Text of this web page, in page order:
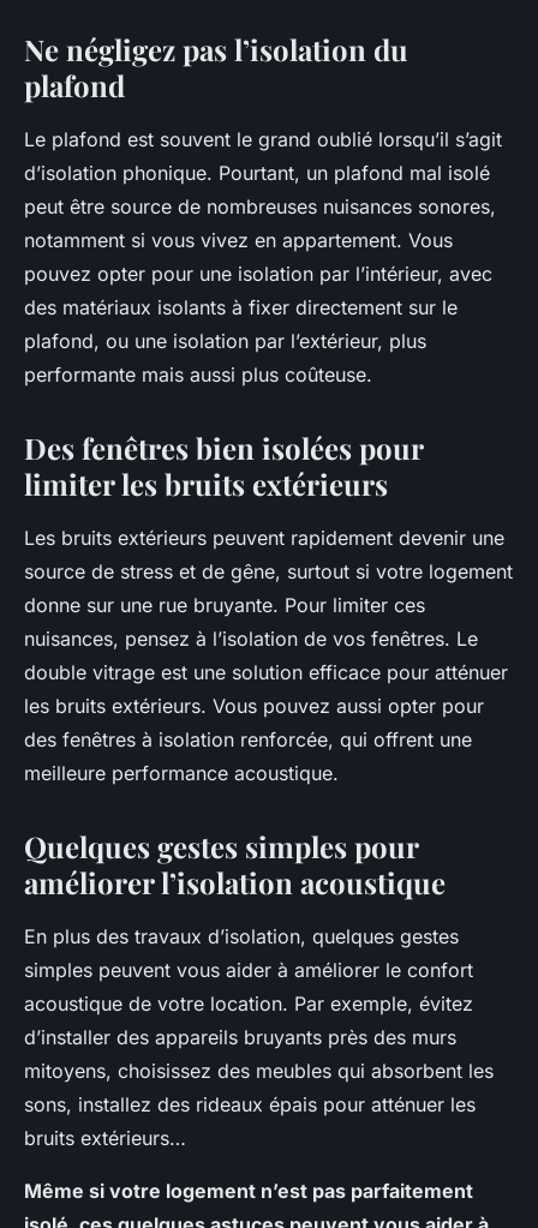
Ne négligez pas l’isolation du
plafond
Le plafond est souvent le grand oublié lorsqu’il s’agit
d’isolation phonique. Pourtant, un plafond mal isolé
peut être source de nombreuses nuisances sonores,
notamment si vous vivez en appartement. Vous
pouvez opter pour une isolation par l’intérieur, avec
des matériaux isolants à fixer directement sur le
plafond, ou une isolation par l’extérieur, plus
performante mais aussi plus coûteuse.
Des fenêtres bien isolées pour
limiter les bruits extérieurs
Les bruits extérieurs peuvent rapidement devenir une
source de stress et de gêne, surtout si votre logement
donne sur une rue bruyante. Pour limiter ces
nuisances, pensez à l’isolation de vos fenêtres. Le
double vitrage est une solution efficace pour atténuer
les bruits extérieurs. Vous pouvez aussi opter pour
des fenêtres à isolation renforcée, qui offrent une
meilleure performance acoustique.
Quelques gestes simples pour
améliorer l’isolation acoustique
En plus des travaux d’isolation, quelques gestes
simples peuvent vous aider à améliorer le confort
acoustique de votre location. Par exemple, évitez
d’installer des appareils bruyants près des murs
mitoyens, choisissez des meubles qui absorbent les
sons, installez des rideaux épais pour atténuer les
bruits extérieurs…
Même si votre logement n’est pas parfaitement